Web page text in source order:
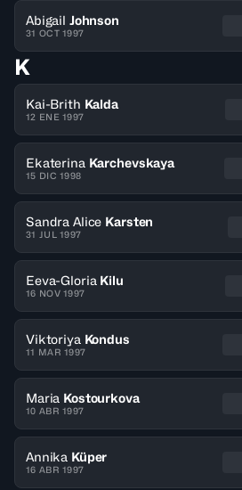
Abigail Johnson
31 OCT 1997
K
Kai-Brith Kalda
12 ENE 1997
Ekaterina Karchevskaya
15 DIC 1998
Sandra Alice Karsten
31 JUL 1997
Eeva-Gloria Kilu
16 NOV 1997
Viktoriya Kondus
11 MAR 1997
Maria Kostourkova
10 ABR 1997
Annika Küper
16 ABR 1997